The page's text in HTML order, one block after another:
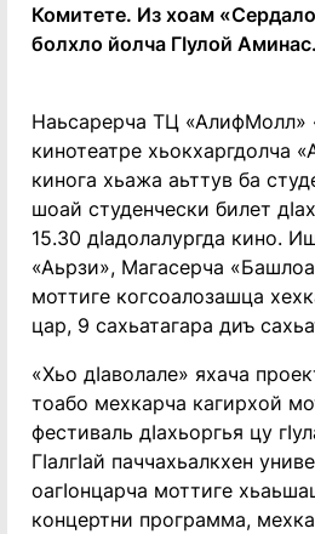
Комитете. Из хоам
болхло йолча Гӏулой Аминас.
Наьсарерча ТЦ «АлифМолл»
кинотеатре хьокхаргдолча
кинога хьажа аьттув ба
шоай студенчески билет
15.30 дӏадолалургда кино.
«Аьрзи», Магасерча
моттиге когсоалозашца
цар, 9 сахьатагара диъ
«Хьо дӏаволале» яхача
тоабо мехкарча кагирхой
фестиваль дӏахьоргья цу
Гӏалгӏай паччахьалкхен
оагӏонцарча моттиге
концертни программа,